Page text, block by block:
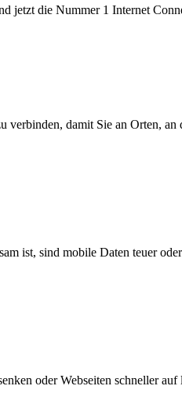
jetzt die Nummer 1 Internet
damit Sie an Orten, an
ist, sind mobile Daten teuer
oder Webseiten schneller